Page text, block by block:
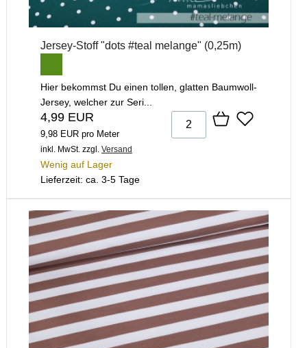
Jersey-Stoff "dots #teal melange" (0,25m)
Hier bekommst Du einen tollen, glatten Baumwoll-
Jersey, welcher zur Seri...
4,99 EUR
9,98 EUR pro Meter
inkl. MwSt. zzgl. Versand
Wenig auf Lager
Lieferzeit: ca. 3-5 Tage